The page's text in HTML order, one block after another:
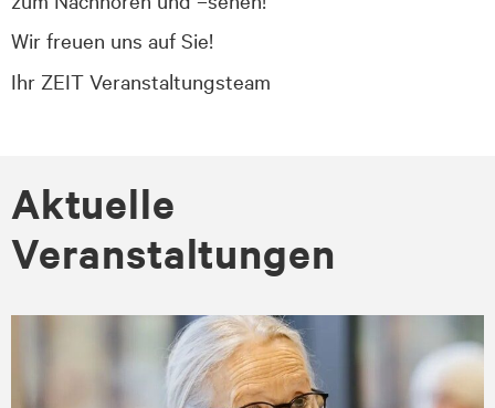
Wir freuen uns auf Sie!
Ihr ZEIT Veranstaltungsteam
Aktuelle
Veranstaltungen